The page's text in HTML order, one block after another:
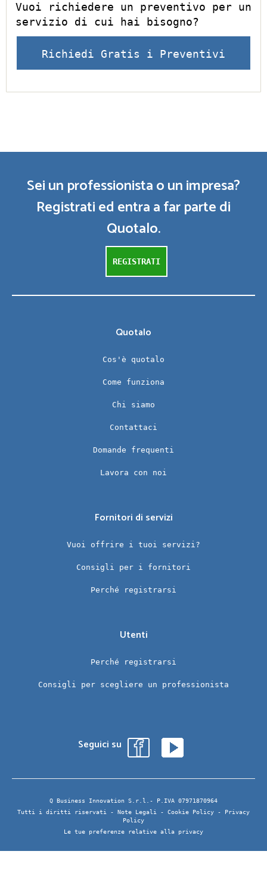
Vuoi richiedere un preventivo per un
servizio di cui hai bisogno?
Richiedi Gratis i Preventivi
Sei un professionista o un impresa?
Registrati ed entra a far parte di
Quotalo.
REGISTRATI
Quotalo
Cos'è quotalo
Come funziona
Chi siamo
Contattaci
Domande frequenti
Lavora con noi
Fornitori di servizi
Vuoi offrire i tuoi servizi?
Consigli per i fornitori
Perché registrarsi
Utenti
Perché registrarsi
Consigli per scegliere un professionista
Seguici su
Q Business Innovation S.r.l.- P.IVA 07971870964
Tutti i diritti riservati - Note Legali - Cookie Policy -
Privacy
Policy
Le tue preferenze relative alla privacy